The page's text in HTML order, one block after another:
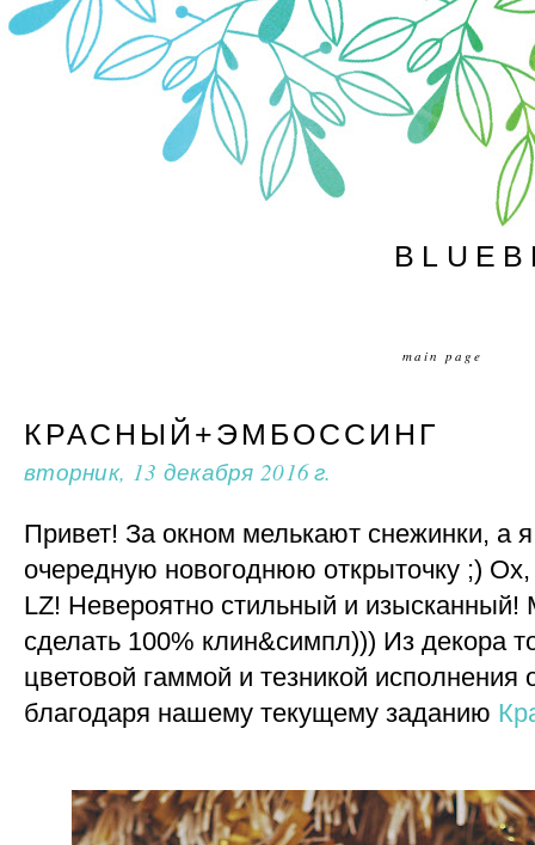
main page
КРАСНЫЙ+ЭМБОССИНГ
вторник, 13 декабря 2016 г.
Привет! За окном мелькают снежинки, а
очередную новогоднюю открыточку ;)
LZ! Невероятно стильный и изысканный!
сделать 100% клин&симпл))) Из декора
цветовой гаммой и тезникой исполнения
благодаря нашему текущему заданию